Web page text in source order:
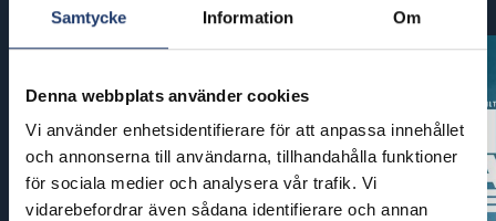
Samtycke Information Om
Denna webbplats använder cookies
Vi använder enhetsidentifierare för att anpassa innehållet
och annonserna till användarna, tillhandahålla funktioner
för sociala medier och analysera vår trafik. Vi
vidarebefordrar även sådana identifierare och annan